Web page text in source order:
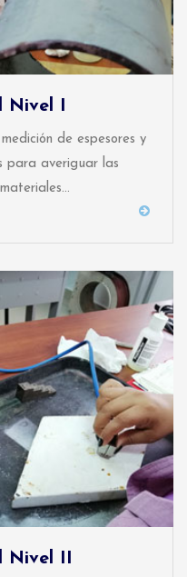
Nivel I
de espesores y
para averiguar las
Nivel II